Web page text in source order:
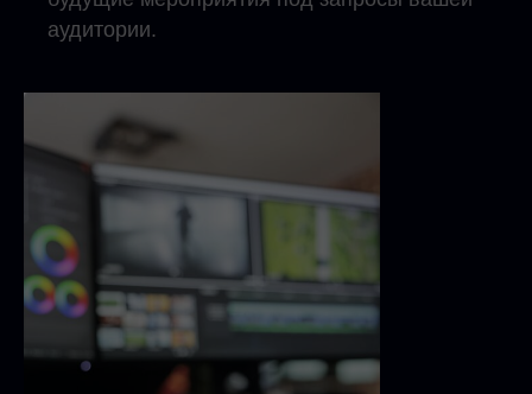
аудитории.